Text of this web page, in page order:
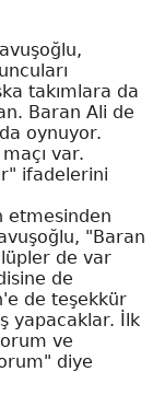
takımlara da
Baran Ali de
oynuyor.
var.
ifadelerini
etmesinden
"Baran
de var
de
de teşekkür
yapacaklar. İlk
ve
diye